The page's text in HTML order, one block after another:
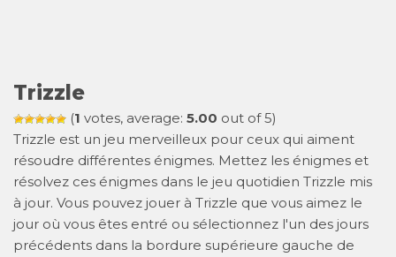
Trizzle
(1 votes, average: 5.00 out of 5)
Trizzle est un jeu merveilleux pour ceux qui aiment
résoudre différentes énigmes. Mettez les énigmes et
résolvez ces énigmes dans le jeu quotidien Trizzle mis
à jour. Vous pouvez jouer à Trizzle que vous aimez le
jour où vous êtes entré ou sélectionnez l'un des jours
précédents dans la bordure supérieure gauche de